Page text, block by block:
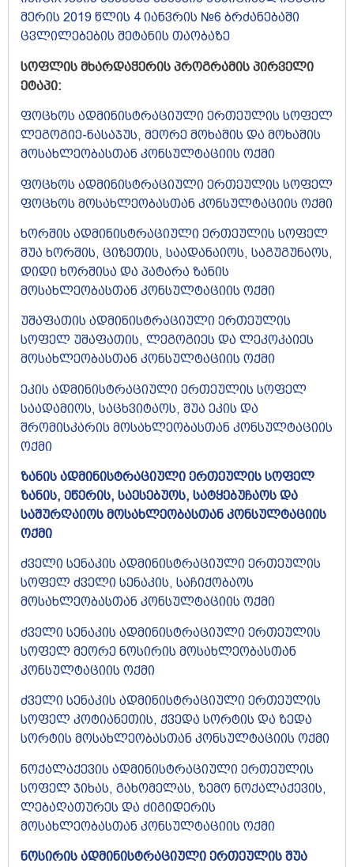
მერის 2019 წლის 4 იანვრის №6 ბრძანებაში
ცვლილებების შეტანის თაობაზე
სოფლის მხარდაჭერის პროგრამის პირველი
ეტაპი:
ფოცხოს ადმინისტრაციული ერთეულის სოფელ
ლეგოგიე-ნასაჯუს, მეორე მოხაშის და მოხაშის
მოსახლეობასთან კონსულტაციის ოქმი
ფოცხოს ადმინისტრაციული ერთეულის სოფელ
ფოცხოს მოსახლეობასთან კონსულტაციის ოქმი
ხორშის ადმინისტრაციული ერთეულის სოფელ
შუა ხორშის, ციზეთის, საადანაიოს, საგუგუნაოს,
დიდი ხორშისა და პატარა ზანის
მოსახლეობასთან კონსულტაციის ოქმი
უშაფათის ადმინისტრაციული ერთეულის
სოფელ უშაფათის, ლეგოგიეს და ლეკოკაიეს
მოსახლეობასთან კონსულტაციის ოქმი
ეკის ადმინისტრაციული ერთეულის სოფელ
საადამიოს, საცხვიტაოს, შუა ეკის და
შრომისკარის მოსახლეობასთან კონსულტაციის
ოქმი
ზანის ადმინისტრაციული ერთეულის სოფელ
ზანის, ეწერის, საესებუოს, სატყებუჩაოს და
საშურღაიოს მოსახლეობასთან კონსულტაციის
ოქმი
ძველი სენაკის ადმინისტრაციული ერთეულის
სოფელ ძველი სენაკის, საჩიქობაოს
მოსახლეობასთან კონსულტაციის ოქმი
ძველი სენაკის ადმინისტრაციული ერთეულის
სოფელ მეორე ნოსირის მოსახლეობასთან
კონსულტაციის ოქმი
ძველი სენაკის ადმინისტრაციული ერთეულის
სოფელ კოტიანეთის, ქვედა სორტის და ზედა
სორტის მოსახლეობასთან კონსულტაციის ოქმი
ნოქალაქევის ადმინისტრაციული ერთეულის
სოფელ ჯიხას, გახომელას, ზემო ნოქალაქევის,
ლებაღათურეს და ძიგიდერის
მოსახლეობასთან კონსულტაციის ოქმი
ნოსირის ადმინისტრაციული ერთეულის შუა